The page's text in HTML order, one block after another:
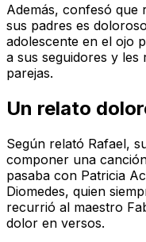
Además, confesó que
sus padres es
adolescente en el ojo
a sus seguidores y
parejas.
Un relato
Según relató Rafael,
componer una
pasaba con Patricia
Diomedes, quien
recurrió al maestro
dolor en versos.